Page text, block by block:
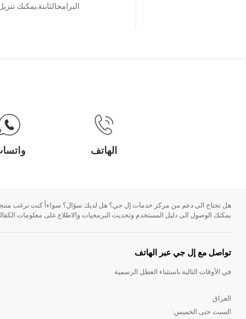
الهاتف
هل تحتاج الى دعم من مركز خدمات إل جي؟ هل لديك سؤال؟ سواءاً كنت ترغب
يمكنك الوصول الى دليل المستخدم وتحديث البرمجيات والاطلاع على معلومات
تواصل مع إل جي عبر الهاتف
في الأوقات التالية باستثناء العطل الرسمية
العراق
السبت حتى الخميس: